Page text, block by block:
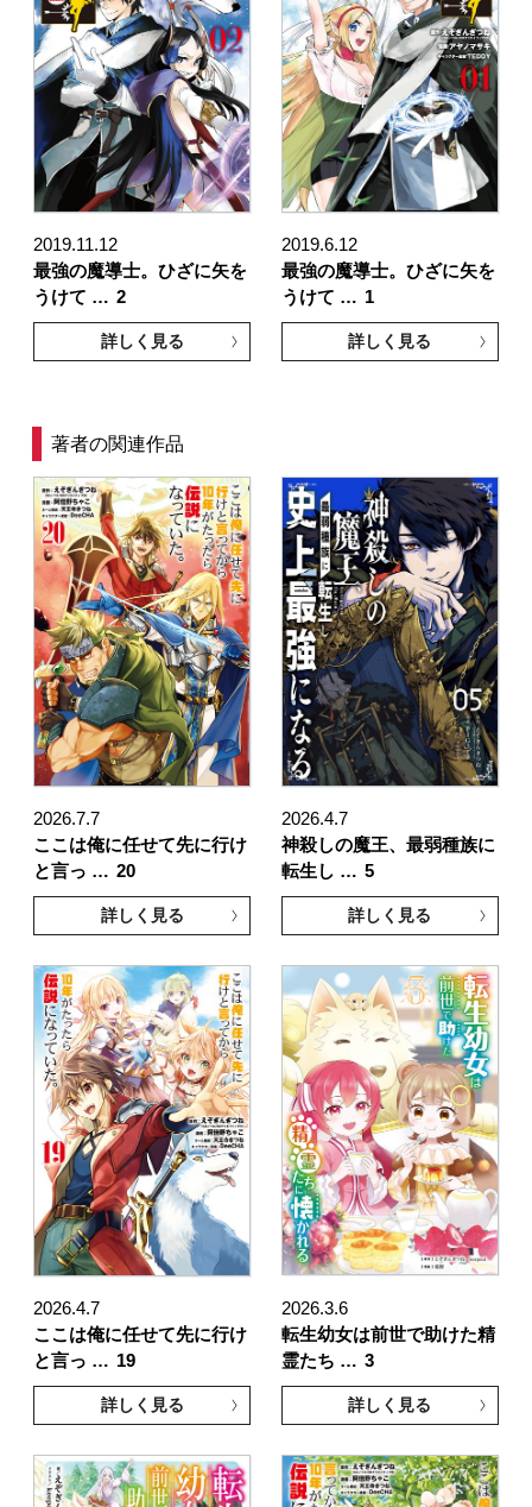
2019.11.12
最強の魔導士。ひざに矢を
うけて … 2
詳しく見る
2019.6.12
最強の魔導士。ひざに矢を
うけて … 1
詳しく見る
著者の関連作品
2026.7.7
ここは俺に任せて先に行け
と言っ … 20
詳しく見る
2026.4.7
神殺しの魔王、最弱種族に
転生し … 5
詳しく見る
2026.4.7
ここは俺に任せて先に行け
と言っ … 19
詳しく見る
2026.3.6
転生幼女は前世で助けた精
霊たち … 3
詳しく見る